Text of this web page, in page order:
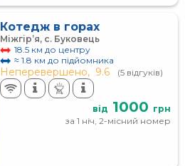
Котедж в горах
Міжгір’я, с. Буковець
18.5 км до центру
≈ 1.8 км до підйомника
Неперевершено, 9.6 (5 відгуків)
від 1000 грн
за 1 ніч, 2-місний номер